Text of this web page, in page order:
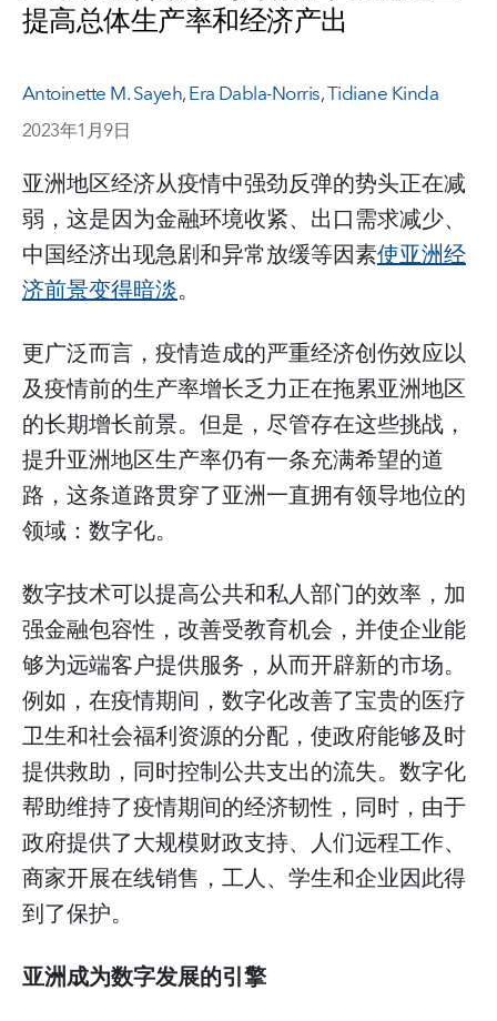
提高总体生产率和经济产出
Antoinette M. Sayeh,Era Dabla-Norris,Tidiane Kinda
2023年1月9日
亚洲地区经济从疫情中强劲反弹的势头正在减
弱，这是因为金融环境收紧、出口需求减少、
中国经济出现急剧和异常放缓等因素使亚洲经
济前景变得暗淡。
更广泛而言，疫情造成的严重经济创伤效应以
及疫情前的生产率增长乏力正在拖累亚洲地区
的长期增长前景。但是，尽管存在这些挑战，
提升亚洲地区生产率仍有一条充满希望的道
路，这条道路贯穿了亚洲一直拥有领导地位的
领域：数字化。
数字技术可以提高公共和私人部门的效率，加
强金融包容性，改善受教育机会，并使企业能
够为远端客户提供服务，从而开辟新的市场。
例如，在疫情期间，数字化改善了宝贵的医疗
卫生和社会福利资源的分配，使政府能够及时
提供救助，同时控制公共支出的流失。数字化
帮助维持了疫情期间的经济韧性，同时，由于
政府提供了大规模财政支持、人们远程工作、
商家开展在线销售，工人、学生和企业因此得
到了保护。
亚洲成为数字发展的引擎